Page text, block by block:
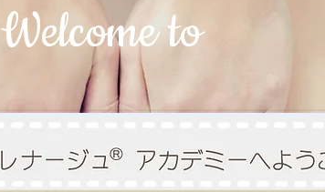
Welcome to